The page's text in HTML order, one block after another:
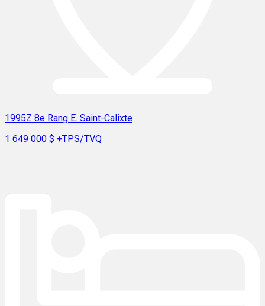
1995Z 8e Rang E. Saint-Calixte
1 649 000 $ +TPS/TVQ